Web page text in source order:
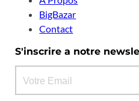
BigBazar
Contact
S'inscrire a notre